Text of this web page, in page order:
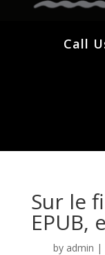
Call
Sur le
EPUB,
by admin |